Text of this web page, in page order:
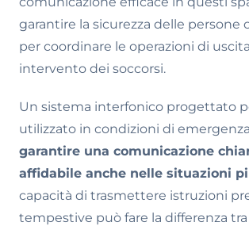
garantire la sicurezza delle persone
per coordinare le operazioni di
intervento dei soccorsi.
Un sistema interfonico progettato
utilizzato in condizioni di
garantire una comunicazione
affidabile anche nelle situazioni
capacità di trasmettere istruzioni
tempestive può fare la differenza